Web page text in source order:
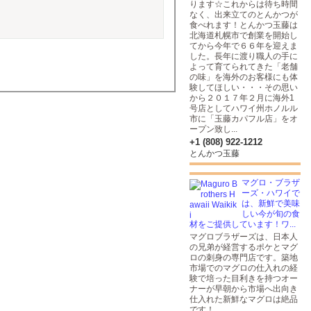
ります☆これからは待ち時間
なく、出来立てのとんかつが
食べれます！とんかつ玉藤は
北海道札幌市で創業を開始し
てから今年で６６年を迎えま
した。長年に渡り職人の手に
よって育てられてきた「老舗
の味」を海外のお客様にも体
験してほしい・・・その思い
から２０１７年２月に海外1
号店としてハワイ州ホノルル
市に「玉藤カパフル店」をオ
ープン致し...
+1 (808) 922-1212
とんかつ玉藤
マグロ・ブラザ
ーズ・ハワイで
は、新鮮で美味
しい今が旬の食
材をご提供しています！ワ...
マグロブラザーズは、日本人
の兄弟が経営するポケとマグ
ロの刺身の専門店です。築地
市場でのマグロの仕入れの経
験で培った目利きを持つオー
ナーが早朝から市場へ出向き
仕入れた新鮮なマグロは絶品